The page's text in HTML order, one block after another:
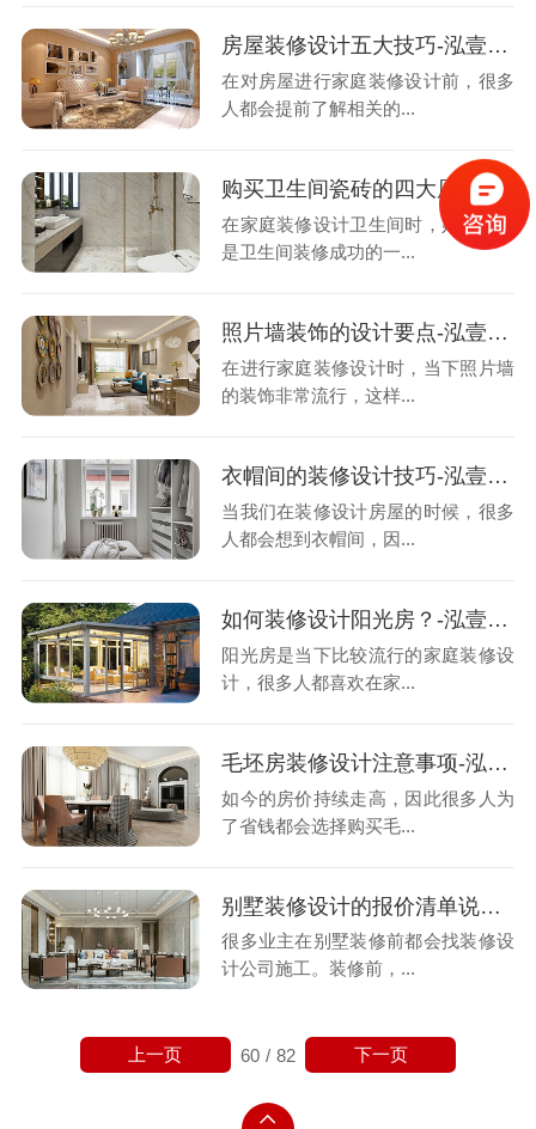
房屋装修设计五大技巧-泓壹设计
在对房屋进行家庭装修设计前，很多
人都会提前了解相关的...
购买卫生间瓷砖的四大原则-泓壹设计
在家庭装修设计卫生间时，好的瓷砖
是卫生间装修成功的一...
照片墙装饰的设计要点-泓壹设计
在进行家庭装修设计时，当下照片墙
的装饰非常流行，这样...
衣帽间的装修设计技巧-泓壹设计
当我们在装修设计房屋的时候，很多
人都会想到衣帽间，因...
如何装修设计阳光房？-泓壹设计
阳光房是当下比较流行的家庭装修设
计，很多人都喜欢在家...
毛坯房装修设计注意事项-泓壹设计
如今的房价持续走高，因此很多人为
了省钱都会选择购买毛...
别墅装修设计的报价清单说明-泓壹设计
很多业主在别墅装修前都会找装修设
计公司施工。装修前，...
60 / 82
上一页 下一页